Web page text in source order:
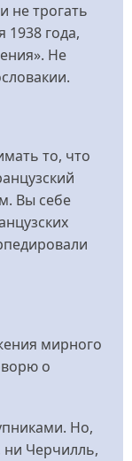
не трогать
года,
Не
то, что
Вы себе
мирного
о
Но,
ни Черчилль,